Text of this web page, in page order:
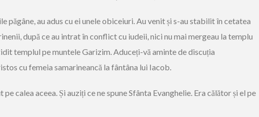
păgâne, au adus cu ei unele obiceiuri. Au venit și s-au stabilit în cetatea
după ce au intrat în conflict cu iudeii, nici nu mai mergeau la templu
templul pe muntele Garizim. Aduceți-vă aminte de discuția
cu femeia samarineancă la fântâna lui Iacob.
calea aceea. Și auziți ce ne spune Sfânta Evanghelie. Era călător și el pe